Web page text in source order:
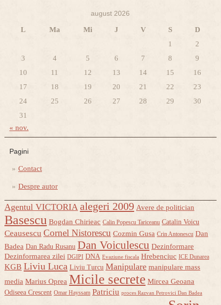
august 2026
L Ma Mi J V S
D
1
2
3
4 5 6 7 8
9
10
11 12 13 14 15
16
17
18 19 20 21 22
23
24
25 26 27 28 29
30
31
« nov.
Pagini
Contact
Despre autor
Agentul VICTORIA alegeri 2009 Avere de politician
Basescu Bogdan Chirieac Calin Popescu Tariceanu Catalin Voicu
Ceausescu Cornel Nistorescu Cozmin Gusa Crin Antonescu Dan
Badea Dan Radu Rusanu Dan Voiculescu Dezinformare
Dezinformarea zilei DGIPI DNA Evaziune fiscala Hrebenciuc ICE Dunarea
KGB Liviu Luca Liviu Turcu Manipulare manipulare mass
media Marius Oprea Micile secrete Mircea Geoana
Odiseea Crescent Omar Hayssam Patriciu proces Razvan Petrovici Dan Badea